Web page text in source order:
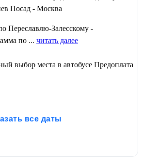
Посад - Москва
Переславлю-Залесскому -
по ... читать далее
выбор места в автобусе Предоплата
все даты